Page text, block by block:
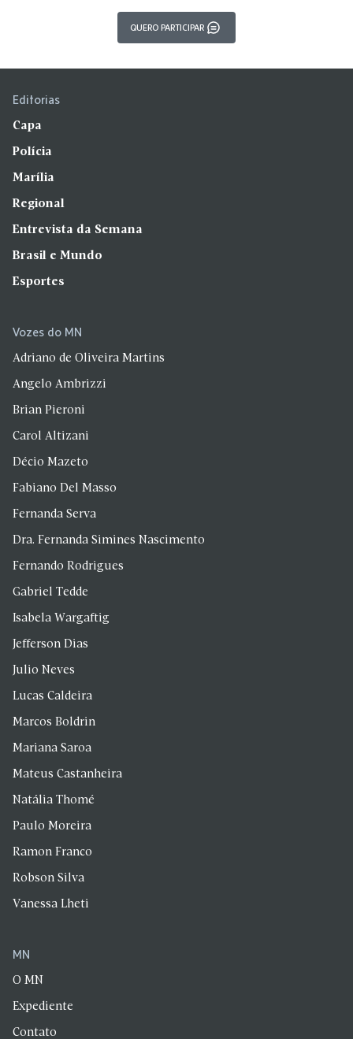
QUERO PARTICIPAR
Editorias
Capa
Polícia
Marília
Regional
Entrevista da Semana
Brasil e Mundo
Esportes
Vozes do MN
Adriano de Oliveira Martins
Angelo Ambrizzi
Brian Pieroni
Carol Altizani
Décio Mazeto
Fabiano Del Masso
Fernanda Serva
Dra. Fernanda Simines Nascimento
Fernando Rodrigues
Gabriel Tedde
Isabela Wargaftig
Jefferson Dias
Julio Neves
Lucas Caldeira
Marcos Boldrin
Mariana Saroa
Mateus Castanheira
Natália Thomé
Paulo Moreira
Ramon Franco
Robson Silva
Vanessa Lheti
MN
O MN
Expediente
Contato